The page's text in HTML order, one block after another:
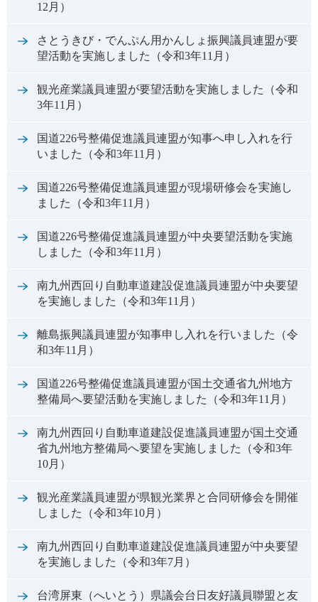
12月）
さとうきび・でんぷん用かんしょ振興議員連盟が要
望活動を実施しました（令和3年11月）
観光産業議員連盟が要望活動を実施しました（令和
3年11月）
国道226号整備促進議員連盟が知事へ申し入れを行
いました（令和3年11月）
国道226号整備促進議員連盟が現場研修会を実施し
ました（令和3年11月）
国道226号整備促進議員連盟が中央要望活動を実施
しました（令和3年11月）
南九州西回り自動車道建設促進議員連盟が中央要望
を実施しました（令和3年11月）
離島振興議員連盟が知事申し入れを行いました（令
和3年11月）
国道226号整備促進議員連盟が国土交通省九州地方
整備局へ要望活動を実施しました（令和3年11月）
南九州西回り自動車道建設促進議員連盟が国土交通
省九州地方整備局へ要望を実施しました（令和3年
10月）
観光産業議員連盟が県観光業界と合同研修会を開催
しました（令和3年10月）
南九州西回り自動車道建設促進議員連盟が中央要望
を実施しました（令和3年7月）
台湾屏東（へいとう）県議会台日友好議員聯盟と友